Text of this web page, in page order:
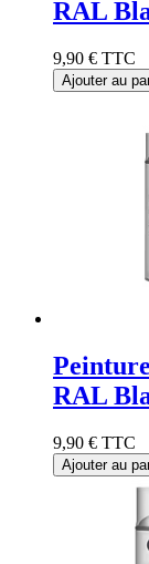
RAL
9,90 € TTC
Ajouter au
RAL
9,90 € TTC
Ajouter au